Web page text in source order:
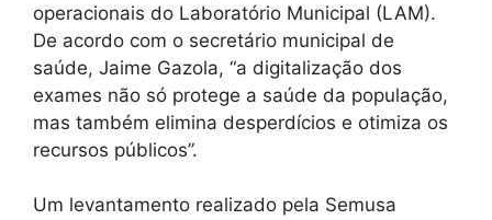
operacionais do Laboratório Municipal (LAM).
De acordo com o secretário municipal de
saúde, Jaime Gazola, “a digitalização dos
exames não só protege a saúde da população,
mas também elimina desperdícios e otimiza os
recursos públicos”.
Um levantamento realizado pela Semusa